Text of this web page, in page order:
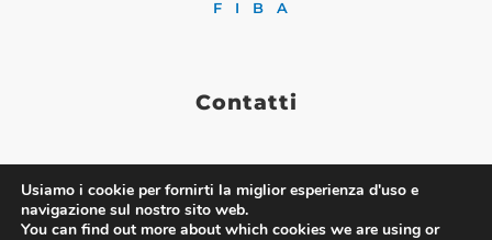
FIBA
Contatti
Via Nazionale 60, Roma 00184
Tel. 06 4725315
Usiamo i cookie per fornirti la miglior esperienza d'uso e
navigazione sul nostro sito web.
You can find out more about which cookies we are using or